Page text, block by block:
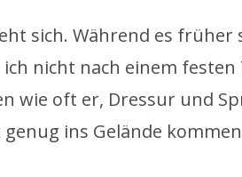
sich. Während es
nicht nach einem
wie oft er, Dressur und
ins Gelände